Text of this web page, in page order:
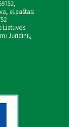
el.paštas:
Lietuvos
Juridinių